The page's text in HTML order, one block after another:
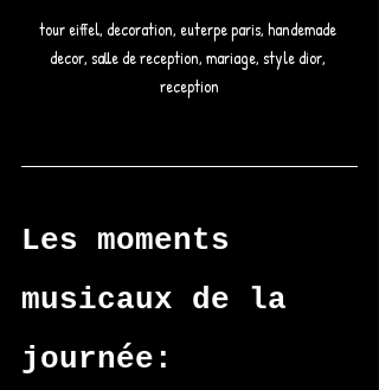
tour eiffel, decoration, euterpe paris, handemade
decor, salle de reception, mariage, style dior,
reception
Les moments
musicaux de la
journée: